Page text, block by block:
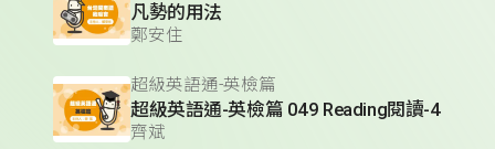
凡勢的用法
鄭安住
超級英語通-英檢篇
超級英語通-英檢篇 049 Reading閱讀-4
齊斌